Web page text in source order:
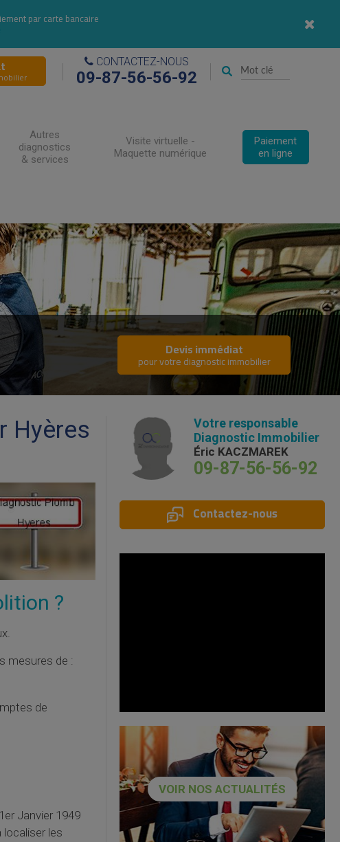
par carte bancaire
CONTACTEZ-NOUS
09-87-56-56-92
Autres
diagnostics
& services
Visite virtuelle -
Maquette numérique
Paiement
en ligne
Devis immédiat
pour votre diagnostic immobilier
Hyères
?
mesures de :
de
Janvier 1949
les
Votre responsable
Diagnostic Immobilier
Éric KACZMAREK
09-87-56-56-92
Contactez-nous
VOIR NOS ACTUALITÉS